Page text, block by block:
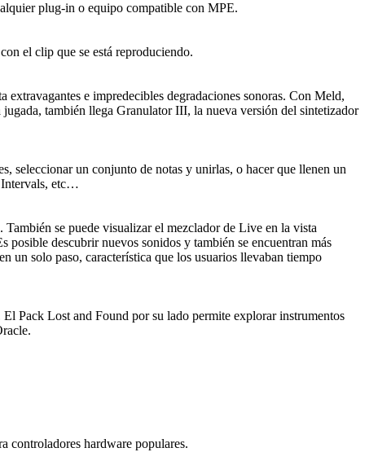
plug-in o equipo compatible con MPE.
el clip que se está reproduciendo.
e impredecibles degradaciones sonoras. Con Meld,
también llega Granulator III, la nueva versión del sintetizador
seleccionar un conjunto de notas y unirlas, o hacer que llenen un
Intervals, etc…
se puede visualizar el mezclador de Live en la vista
descubrir nuevos sonidos y también se encuentran más
un solo paso, característica que los usuarios llevaban tiempo
Pack Lost and Found por su lado permite explorar instrumentos
controladores hardware populares.